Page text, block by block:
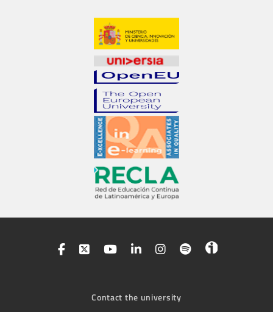
Contact the university